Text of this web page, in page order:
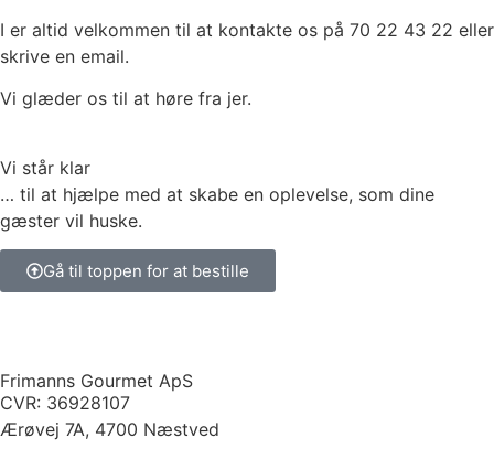
I er altid velkommen til at kontakte os på 70 22 43 22 eller
skrive en email.
Vi glæder os til at høre fra jer.
Vi står klar
… til at hjælpe med at skabe en oplevelse, som dine
gæster vil huske.
Gå til toppen for at bestille
Frimanns Gourmet ApS
CVR: 36928107
Ærøvej 7A, 4700 Næstved